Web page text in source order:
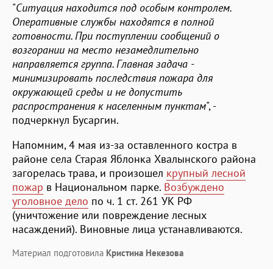
"Ситуация находится под особым контролем.
Оперативные службы находятся в полной
готовности. При поступлении сообщений о
возгорании на место незамедлительно
направляется группа. Главная задача -
минимизировать последствия пожара для
окружающей среды и не допустить
распространения к населенным пунктам", -
подчеркнул Бусаргин.
Напомним, 4 мая из-за оставленного костра в
районе села Старая Яблонка Хвалынского района
загорелась трава, и произошел крупный лесной
пожар в Национальном парке. Возбуждено
уголовное дело по ч. 1 ст. 261 УК РФ
(уничтожение или повреждение лесных
насаждений). Виновные лица устанавливаются.
Материал подготовила Кристина Некезова